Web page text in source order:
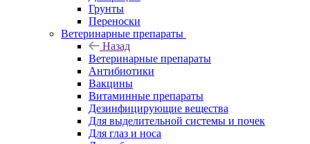
Грунты
Переноски
Ветеринарные препараты
Назад
Ветеринарные препараты
Антибиотики
Вакцины
Витаминные препараты
Дезинфицирующие вещества
Для выделительной системы и почек
Для глаз и носа